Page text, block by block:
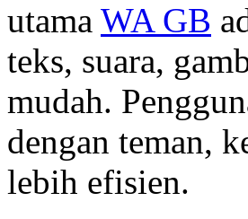
utama WA GB
teks, suara,
mudah.
dengan teman,
lebih efisien.